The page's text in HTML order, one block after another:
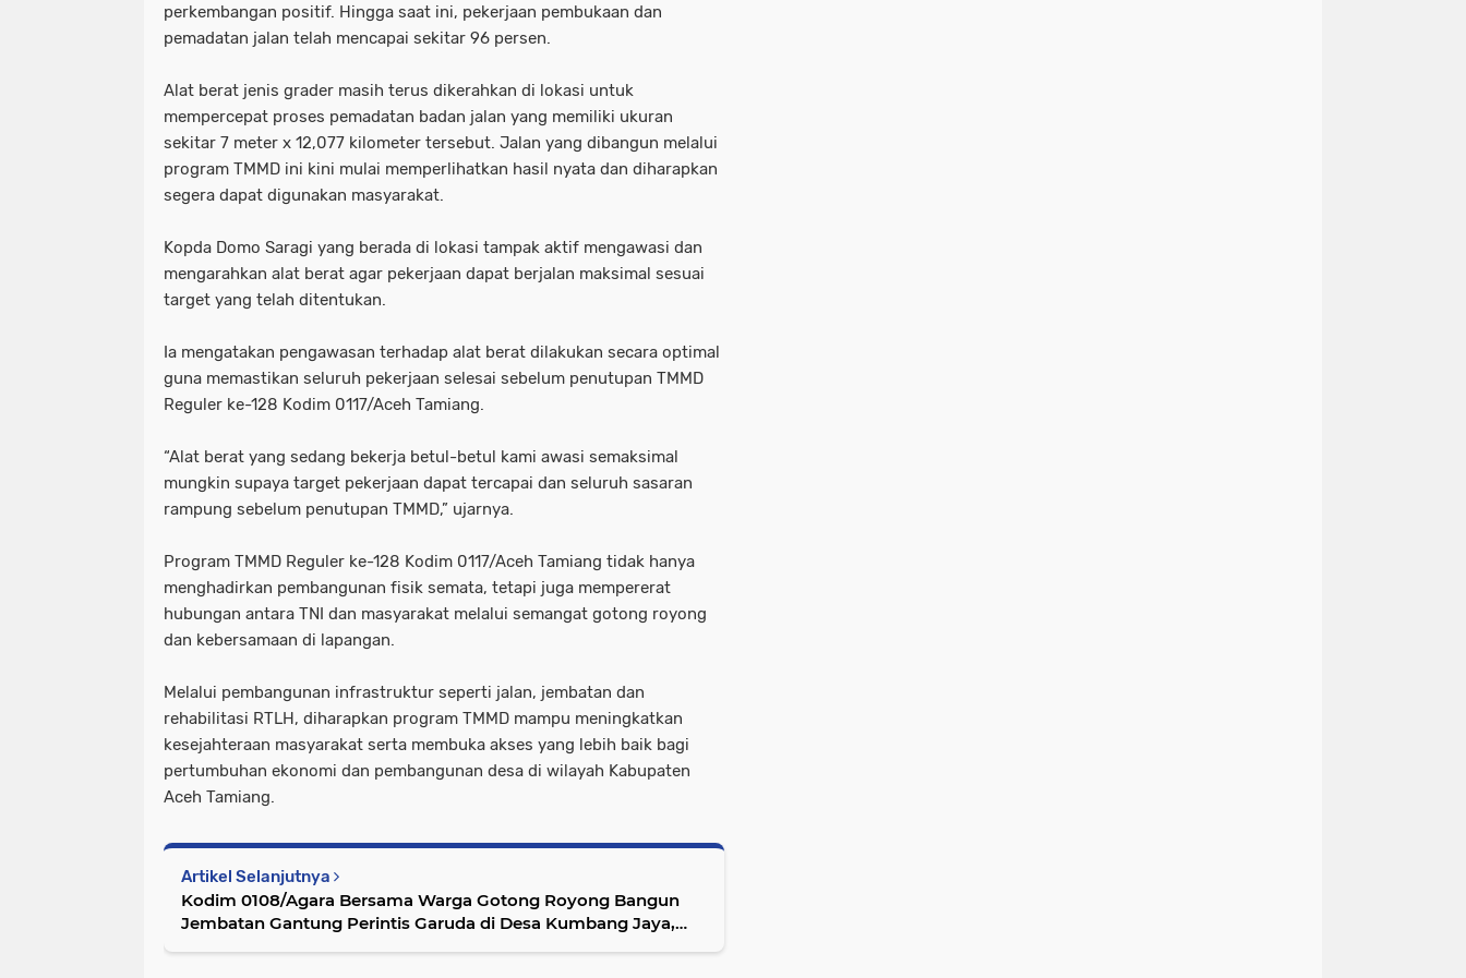
perkembangan positif. Hingga saat ini, pekerjaan pembukaan dan
pemadatan jalan telah mencapai sekitar 96 persen.
Alat berat jenis grader masih terus dikerahkan di lokasi untuk
mempercepat proses pemadatan badan jalan yang memiliki ukuran
sekitar 7 meter x 12,077 kilometer tersebut. Jalan yang dibangun melalui
program TMMD ini kini mulai memperlihatkan hasil nyata dan diharapkan
segera dapat digunakan masyarakat.
Kopda Domo Saragi yang berada di lokasi tampak aktif mengawasi dan
mengarahkan alat berat agar pekerjaan dapat berjalan maksimal sesuai
target yang telah ditentukan.
Ia mengatakan pengawasan terhadap alat berat dilakukan secara optimal
guna memastikan seluruh pekerjaan selesai sebelum penutupan TMMD
Reguler ke-128 Kodim 0117/Aceh Tamiang.
“Alat berat yang sedang bekerja betul-betul kami awasi semaksimal
mungkin supaya target pekerjaan dapat tercapai dan seluruh sasaran
rampung sebelum penutupan TMMD,” ujarnya.
Program TMMD Reguler ke-128 Kodim 0117/Aceh Tamiang tidak hanya
menghadirkan pembangunan fisik semata, tetapi juga mempererat
hubungan antara TNI dan masyarakat melalui semangat gotong royong
dan kebersamaan di lapangan.
Melalui pembangunan infrastruktur seperti jalan, jembatan dan
rehabilitasi RTLH, diharapkan program TMMD mampu meningkatkan
kesejahteraan masyarakat serta membuka akses yang lebih baik bagi
pertumbuhan ekonomi dan pembangunan desa di wilayah Kabupaten
Aceh Tamiang.
Artikel Selanjutnya
Kodim 0108/Agara Bersama Warga Gotong Royong Bangun
Jembatan Gantung Perintis Garuda di Desa Kumbang Jaya,